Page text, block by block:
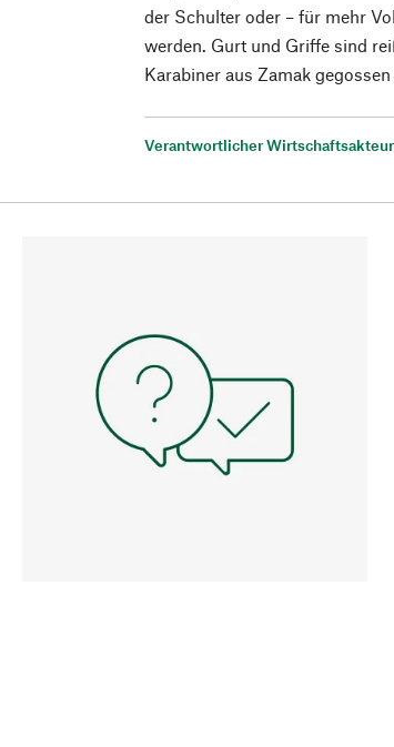
der Schulter oder – für mehr
werden. Gurt und Griffe sind
Karabiner aus Zamak
Verantwortlicher